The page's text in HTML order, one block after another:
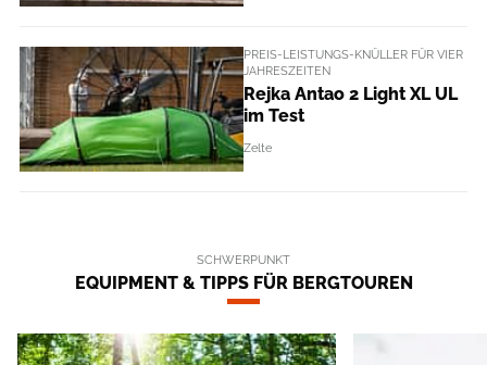
PREIS-LEISTUNGS-KNÜLLER FÜR VIER
JAHRESZEITEN
Rejka Antao 2 Light XL UL
im Test
Zelte
SCHWERPUNKT
EQUIPMENT & TIPPS FÜR BERGTOUREN